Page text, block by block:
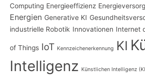
Computing Energieeffizienz
Energien Generative KI
industrielle Robotik Innovationen Internet
of Things IoT Kennzeichenerkennung KI
Intelligenz Künstlichen Intelligenz